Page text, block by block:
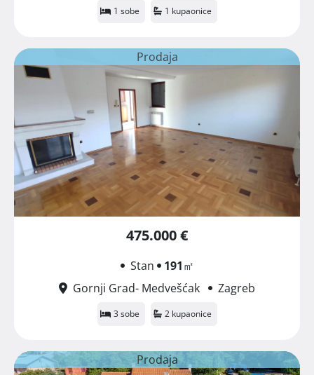
1 sobe 1 kupaonice
Prodaja
475.000 €
Stan 191㎡
Gornji Grad- Medvešćak
Zagreb
3 sobe 2 kupaonice
Prodaja